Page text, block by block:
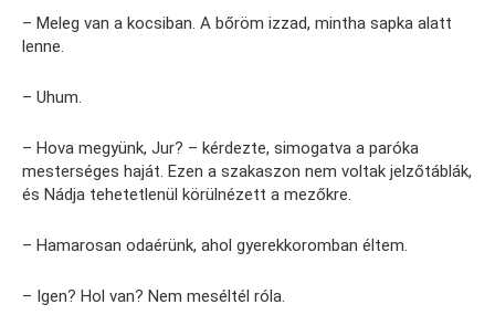
– Meleg van a kocsiban. A bőröm izzad, mintha sapka alatt
lenne.
– Uhum.
– Hova megyünk, Jur? – kérdezte, simogatva a paróka
mesterséges haját. Ezen a szakaszon nem voltak jelzőtáblák,
és Nádja tehetetlenül körülnézett a mezőkre.
– Hamarosan odaérünk, ahol gyerekkoromban éltem.
– Igen? Hol van? Nem meséltél róla.